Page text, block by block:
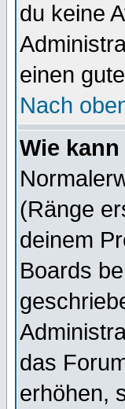
du keine
einen
Nach
Wie
(Ränge
deinem
Boards
das
erhöhen,